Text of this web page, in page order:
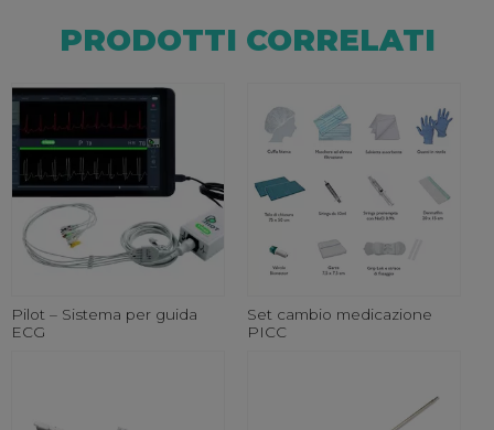
PRODOTTI CORRELATI
Pilot – Sistema per guida
ECG
Set cambio medicazione
PICC